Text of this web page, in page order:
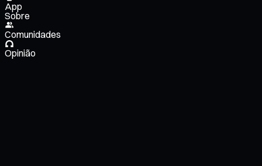
App
Sobre
Comunidades
Opinião